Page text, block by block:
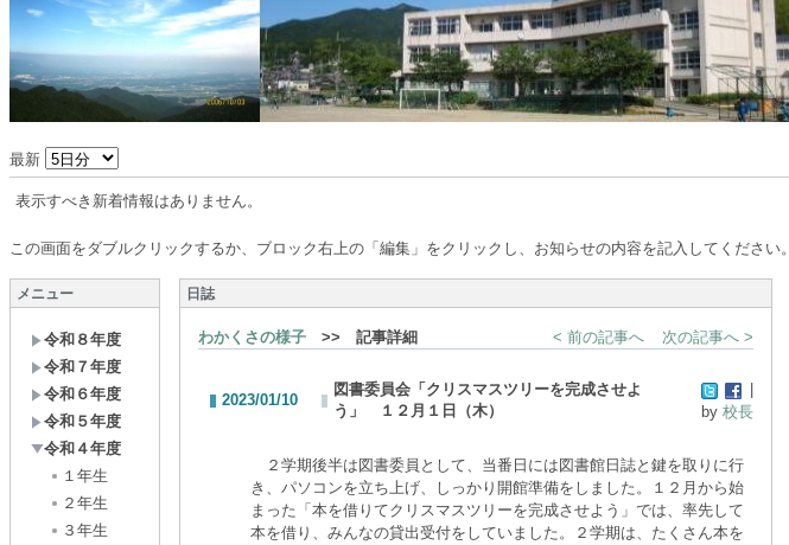
最新
表示すべき新着情報はありません。
この画面をダブルクリックするか、ブロック右上の「編集」をクリックし、お知らせの内容を記入してください。
メニュー
令和８年度
令和７年度
令和６年度
令和５年度
令和４年度
１年生
２年生
３年生
日誌
わかくさの様子 >> 記事詳細 < 前の記事へ 次の記事へ >
2023/01/10
図書委員会「クリスマスツリーを完成させよ
う」 １２月１日（木）
by 校長
２学期後半は図書委員として、当番日には図書館日誌と鍵を取りに行
き、パソコンを立ち上げ、しっかり開館準備をしました。１２月から始
まった「本を借りてクリスマスツリーを完成させよう」では、率先して
本を借り、みんなの貸出受付をしていました。２学期は、たくさん本を